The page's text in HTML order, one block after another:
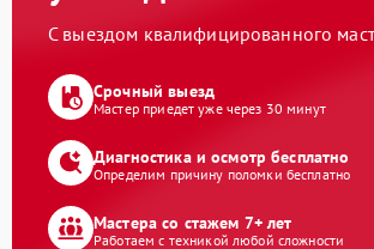
С выездом квалифицированного
Срочный выезд
Мастер приедет уже через 30 минут
Диагностика и осмотр бесплатно
Определим причину поломки бесплатно
Мастера со стажем 7+ лет
Работаем с техникой любой сложности